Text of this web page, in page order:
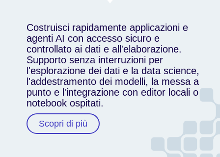
Costruisci rapidamente applicazioni e
agenti AI con accesso sicuro e
controllato ai dati e all'elaborazione.
Supporto senza interruzioni per
l'esplorazione dei dati e la data science,
l'addestramento dei modelli, la messa a
punto e l'integrazione con editor locali o
notebook ospitati.
Scopri di più